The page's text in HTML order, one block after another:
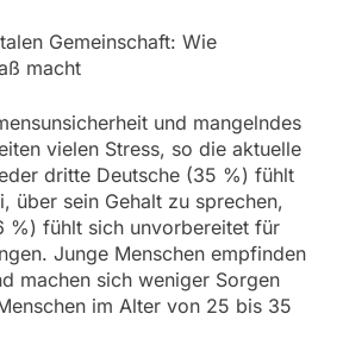
Gemeinschaft: Wie
macht
und mangelndes
vielen Stress, so die aktuelle
dritte Deutsche (35 %) fühlt
über sein Gehalt zu sprechen,
%) fühlt sich unvorbereitet für
Junge Menschen empfinden
machen sich weniger Sorgen
im Alter von 25 bis 35